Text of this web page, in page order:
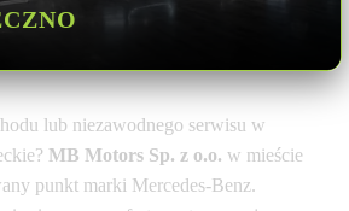
lub niezawodnego serwisu w
MB Motors Sp. z o.o. w mieście
punkt marki Mercedes-Benz.